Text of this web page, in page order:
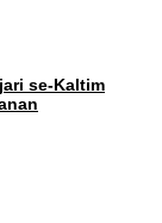
se-Kaltim